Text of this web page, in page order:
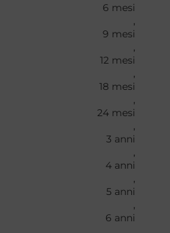
6 mesi
,
9 mesi
,
12 mesi
,
18 mesi
,
24 mesi
,
3 anni
,
4 anni
,
5 anni
,
6 anni